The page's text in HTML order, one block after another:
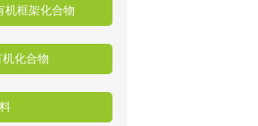
机框架化合物
机化合物